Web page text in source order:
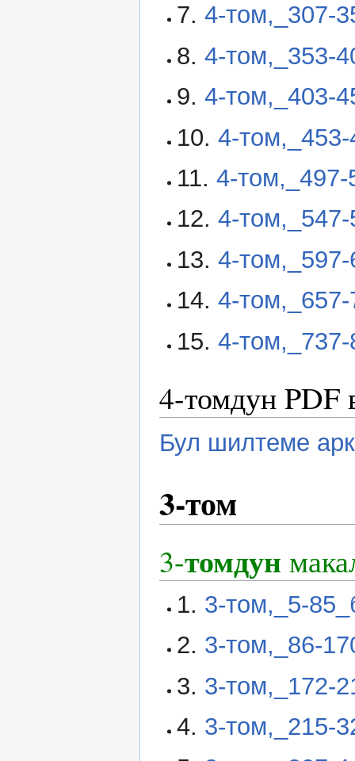
7.4-том,_307-
8.4-том,_353-
9.4-том,_403-
10.4-
11.4-
12.4-
13.4-
14.4-
15.4-
4-томдун PDF
Бул шилтеме
3-том
3-томдун
1. 3-том,_5-
2. 3-том,_86-
3. 3-том,_172-
4. 3-том,_215-